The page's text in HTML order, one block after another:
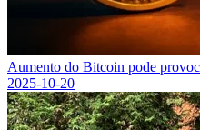
Aumento do Bitcoin pode
2025-10-20